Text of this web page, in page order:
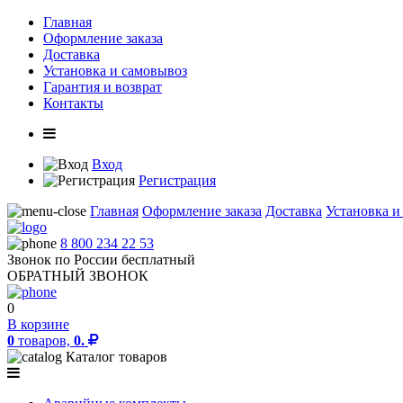
Главная
Оформление заказа
Доставка
Установка и самовывоз
Гарантия и возврат
Контакты
Вход
Регистрация
Главная Оформление заказа Доставка Установка
8 800 234 22 53
Звонок по России бесплатный
ОБРАТНЫЙ ЗВОНОК
0
В корзине
0 товаров, 0.
Каталог товаров